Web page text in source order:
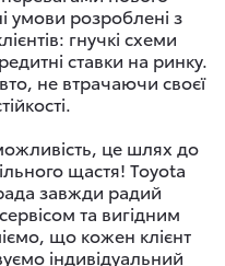
умови розроблені з
гнучкі схеми
ставки на ринку.
не втрачаючи своєї
це шлях до
щастя! Toyota
завжди радий
та вигідним
що кожен клієнт
індивідуальний